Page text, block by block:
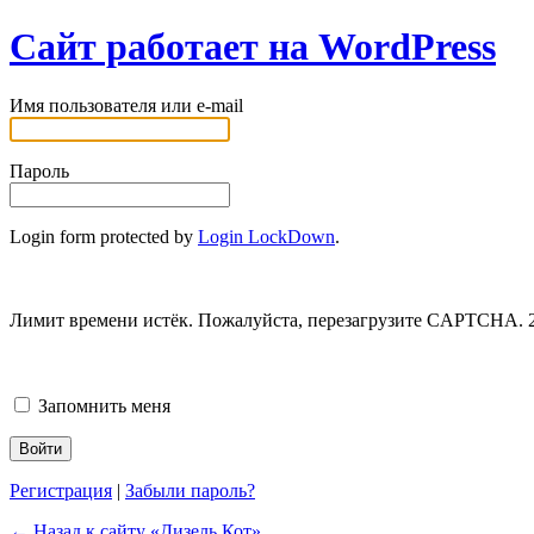
Сайт работает на WordPress
Имя пользователя или e-mail
Пароль
Login form protected by Login LockDown.
Лимит времени истёк. Пожалуйста, перезагрузите CAPTCHA.
Запомнить меня
Регистрация | Забыли пароль?